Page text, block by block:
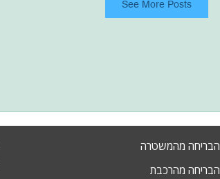
See More Posts
הבריחה מהמשטרה
הבריחה מהרכבת